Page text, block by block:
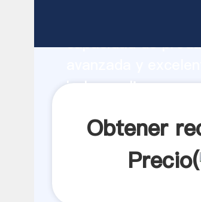
capacidad de
bolas molinos
Obtener
Precio(